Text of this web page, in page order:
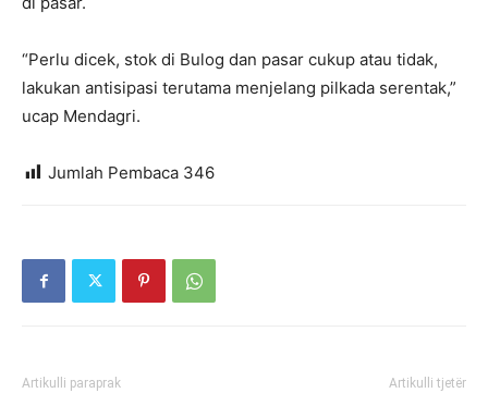
“Perlu dicek, stok di Bulog dan pasar cukup atau tidak,
lakukan antisipasi terutama menjelang pilkada serentak,”
ucap Mendagri.
Jumlah Pembaca 346
Artikulli paraprak Artikulli tjetër